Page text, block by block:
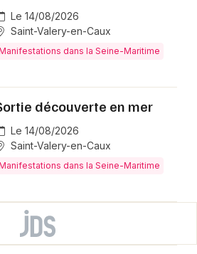
Le 14/08/2026
Saint-Valery-en-Caux
dans la Seine-Maritime
découverte en mer
Le 14/08/2026
Saint-Valery-en-Caux
dans la Seine-Maritime